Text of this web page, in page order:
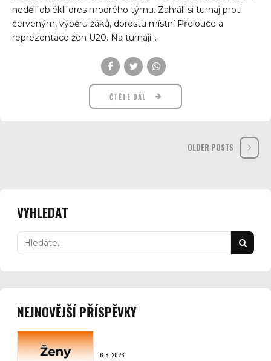
neděli oblékli dres modrého týmu. Zahráli si turnaj proti
červeným, výběru žáků, dorostu místní Přelouče a
reprezentace žen U20. Na turnaji...
ČTĚTE DÁL
OLDER POSTS
VYHLEDAT
NEJNOVĚJŠÍ PŘÍSPĚVKY
6. 8. 2026